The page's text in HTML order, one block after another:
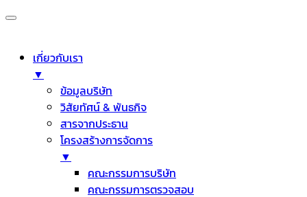
เกี่ยวกับเรา
▼
ข้อมูลบริษัท
วิสัยทัศน์ & พันธกิจ
สารจากประธาน
โครงสร้างการจัดการ
▼
คณะกรรมการบริษัท
คณะกรรมการตรวจสอบ